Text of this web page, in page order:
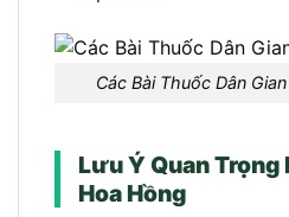
Các Bài Thuốc Dân
Lưu Ý Quan
Hoa Hồng